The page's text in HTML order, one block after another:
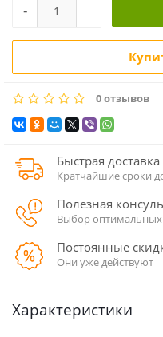
+
-
0 отзывов
Быстрая доставка
Кратчайшие сроки
Полезная
Выбор
Постоянные
Они уже действуют
Характеристики